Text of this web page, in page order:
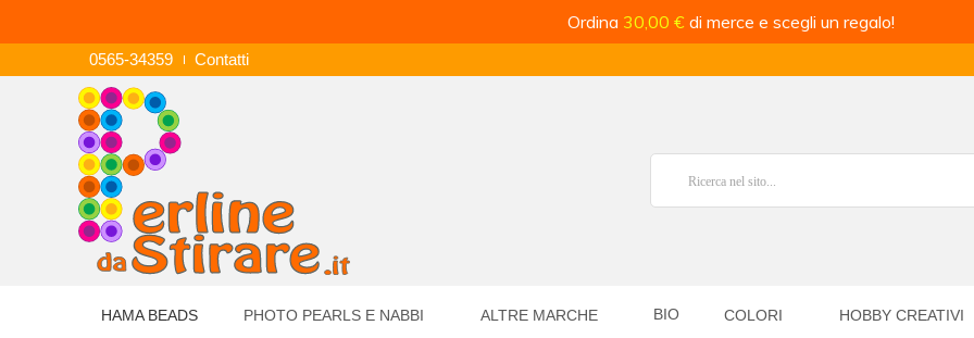
Ordina 30,00 € di merce e scegli un regalo!
0565-34359 Contatti
HAMA BEADS PHOTO PEARLS E NABBI ALTRE MARCHE BIO COLORI HOBBY CREATIVI